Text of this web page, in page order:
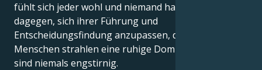
fühlt sich jeder wohl und niemand hat etwas
dagegen, sich ihrer Führung und
Entscheidungsfindung anzupassen, denn diese
Menschen strahlen eine ruhige Dominanz aus und
sind niemals engstirnig.